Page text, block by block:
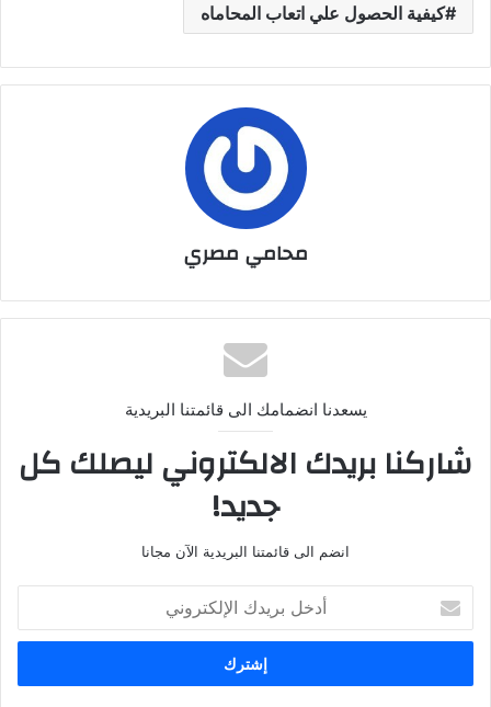
كيفية الحصول علي اتعاب المحاماه
محامي مصري
يسعدنا انضمامك الى قائمتنا البريدية
شاركنا بريدك الالكتروني ليصلك كل
جديد!
انضم الى قائمتنا البريدية الآن مجانا
بريدك
الإلكتروني